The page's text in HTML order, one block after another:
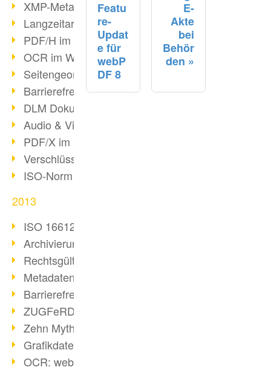
XMP-Metadaten
Langzeitarchivierung mit PDF/A
PDF/H im Gesundheitswesen
OCR im Wandel
Seitengeometrie in PDFs
Barrierefreiheit & PDF/UA
DLM Dokumentenzyklus
Audio & Video in PDF
PDF/X im Druckprozess
Verschlüsselung von PDF
ISO-Norm 24517
2013
ISO 16612-2: PDF/VT
Archivierung von E-Mails
Rechtsgültige Archivierung (PDF/A)
Metadaten in PDF-Dateien
Barrierefreiheit mit PDF/UA
ZUGFeRD: E-Rechnung erklärt
Zehn Mythen über PDF/A
Grafikdateien mit webPDF erstellen
OCR: webPDF wandelt Grafiken
Featu
re-
Updat
e für
webP
DF 8
E-
Akte
bei
Behör
den